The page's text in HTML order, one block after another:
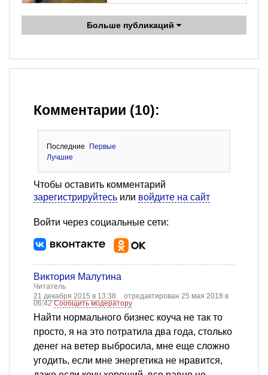
Больше публикаций
Комментарии (10):
Последние
Первые
Лучшие
Чтобы оставить комментарий
зарегистрируйтесь или войдите на сайт
Войти через социальные сети:
Виктория Малутина
Читатель
21 декабря 2015 в 13:38
отредактирован 25 мая 2018 в
06:42Сообщить модератору
Найти нормального бизнес коуча не так то
просто, я на это потратила два года, столько
денег на ветер выбросила, мне еще сложно
угодить, если мне энергетика не нравится,